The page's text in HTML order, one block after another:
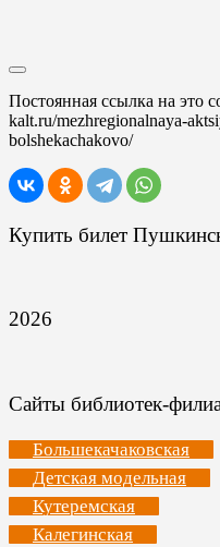
Постоянная ссылка на это
kalt.ru/mezhregionalnaya-
bolshekachakovo/
Купить билет
2026
Сайты библиотек-
Большекачаковская
Детская модельная
Кутеремская
Калегинская